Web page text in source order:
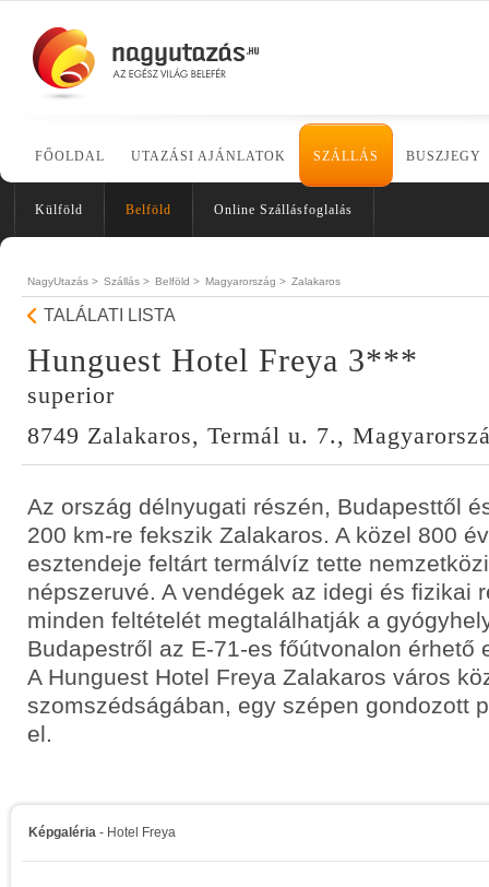
FŐOLDAL UTAZÁSI AJÁNLATOK SZÁLLÁS BUSZJEGY
Külföld Belföld Online Szállásfoglalás
NagyUtazás > Szállás > Belföld > Magyarország > Zalakaros
TALÁLATI LISTA
Hunguest Hotel Freya 3***
superior
8749 Zalakaros, Termál u. 7.,
Az ország délnyugati részén, Budapesttől
200 km-re fekszik Zalakaros. A közel 800
esztendeje feltárt termálvíz tette
népszeruvé. A vendégek az idegi és fizikai
minden feltételét megtalálhatják a
Budapestről az E-71-es főútvonalon érhető
A Hunguest Hotel Freya Zalakaros város
szomszédságában, egy szépen gondozott
el.
Képgaléria - Hotel Freya